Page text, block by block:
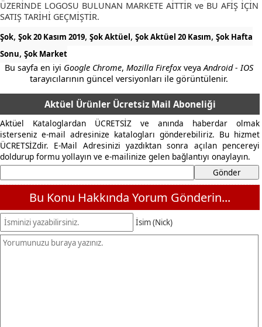
ÜZERİNDE LOGOSU BULUNAN MARKETE AİTTİR ve BU AFİŞ İÇİN
SATIŞ TARİHİ GEÇMİŞTİR.
Şok, Şok 20 Kasım 2019, Şok Aktüel, Şok Aktüel 20 Kasım, Şok Hafta
Sonu, Şok Market
Bu sayfa en iyi Google Chrome,Mozilla Firefox veyaAndroid - IOS
tarayıcılarının güncel versiyonları ile görüntülenir.
Aktüel Ürünler Ücretsiz Mail Aboneliği
Aktüel Kataloglardan ÜCRETSİZ ve anında haberdar olmak
isterseniz e-mail adresinize katalogları gönderebiliriz. Bu hizmet
ÜCRETSİZdir. E-Mail Adresinizi yazdıktan sonra açılan pencereyi
doldurup formu yollayın ve e-mailinize gelen bağlantıyı onaylayın.
Bu Konu Hakkında Yorum Gönderin...
İsim (Nick)